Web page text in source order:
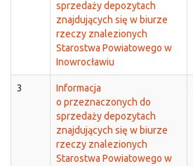
sprzedaży depozytach
znajdujących się w biurze
rzeczy znalezionych
Starostwa Powiatowego w
Inowrocławiu
3
Informacja
o przeznaczonych do
sprzedaży depozytach
znajdujących się w biurze
rzeczy znalezionych
Starostwa Powiatowego w